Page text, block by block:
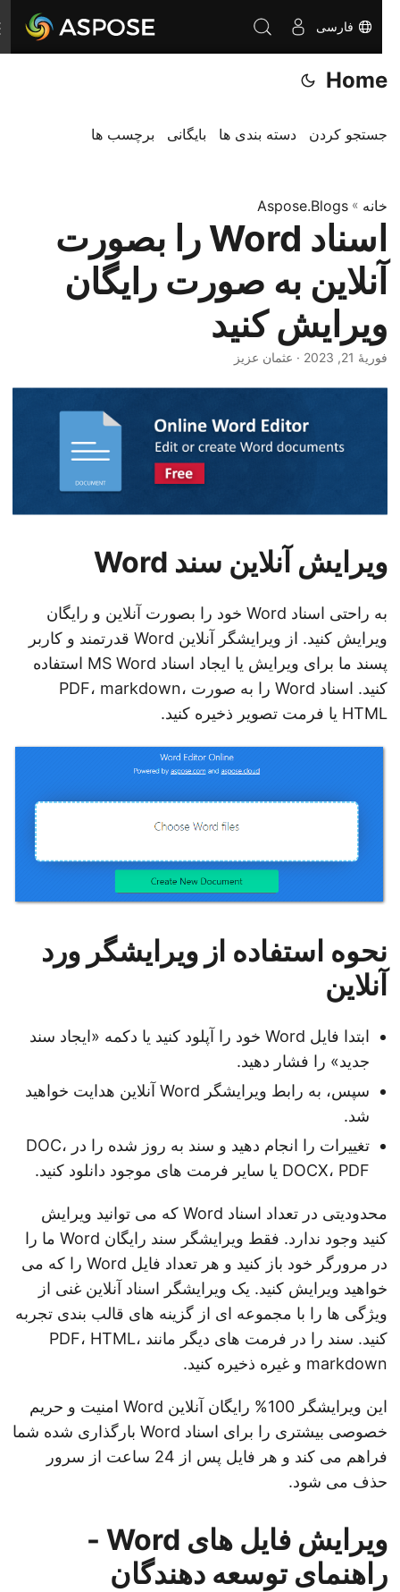
فارسی
Home
جستجو کردن دسته بندی ها بایگانی برچسب ها
خانه»
Aspose.Blogs
اسناد Word را بصورت
آنلاین به صورت رایگان
ویرایش کنید
فوریهٔ 21, 2023 · عثمان عزیز
ویرایش آنلاین سند Word
به راحتی اسناد Word خود را بصورت آنلاین و رایگان
ویرایش کنید. از ویرایشگر آنلاین Word قدرتمند و کاربر
پسند ما برای ویرایش یا ایجاد اسناد MS Word استفاده
کنید. اسناد Word را به صورت PDF، markdown،
HTML یا فرمت تصویر ذخیره کنید.
نحوه استفاده از ویرایشگر ورد
آنلاین
ابتدا فایل Word خود را آپلود کنید یا دکمه «ایجاد سند
جدید» را فشار دهید.
سپس، به رابط ویرایشگر Word آنلاین هدایت خواهید
شد.
تغییرات را انجام دهید و سند به روز شده را در DOC،
DOCX، PDF یا سایر فرمت های موجود دانلود کنید.
محدودیتی در تعداد اسناد Word که می توانید ویرایش
کنید وجود ندارد. فقط ویرایشگر سند رایگان Word ما را
در مرورگر خود باز کنید و هر تعداد فایل Word را که می
خواهید ویرایش کنید. یک ویرایشگر اسناد آنلاین غنی از
ویژگی ها را با مجموعه ای از گزینه های قالب بندی تجربه
کنید. سند را در فرمت های دیگر مانند PDF، HTML،
markdown و غیره ذخیره کنید.
این ویرایشگر 100% رایگان آنلاین Word امنیت و حریم
خصوصی بیشتری را برای اسناد Word بارگذاری شده شما
فراهم می کند و هر فایل پس از 24 ساعت از سرور
حذف می شود.
ویرایش فایل های Word -
راهنمای توسعه دهندگان